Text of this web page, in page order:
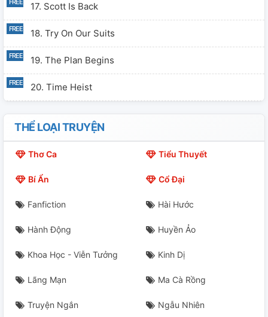
17. Scott Is Back
18. Try On Our Suits
19. The Plan Begins
20. Time Heist
21. Thor, Loki And Tom
22. Nebula's Heart
26. The Sun Is Shining On Us Again
27. We're All Part Of One Big Family
28. I Love You 3000 - Hết
THỂ LOẠI TRUYỆN
Thơ Ca Tiểu Thuyết
Bí Ẩn Cổ Đại
Fanfiction Hài Hước
Hành Động Huyền Ảo
Khoa Học - Viễn Tưởng Kinh Dị
Lãng Mạn Ma Cà Rồng
Truyện Ngắn Ngẫu Nhiên